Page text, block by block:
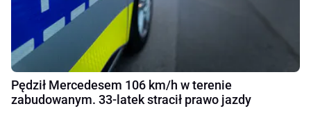
Pędził Mercedesem 106 km/h w terenie
zabudowanym. 33-latek stracił prawo jazdy